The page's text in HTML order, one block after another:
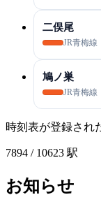
二俣尾
JR青梅線
鳩ノ巣
JR青梅線
時刻表が登録され
7894 / 10623 駅
お知らせ